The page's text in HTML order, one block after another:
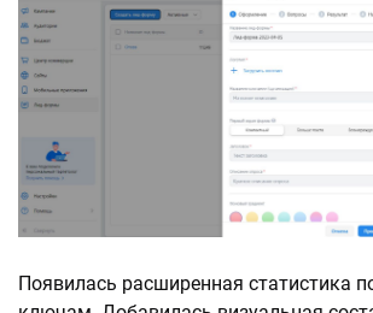
Появилась расширенная статистика